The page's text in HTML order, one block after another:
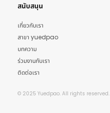
สนับสนุน
เกี่ยวกับเรา
สาขา yuedpao
บทความ
ร่วมงานกับเรา
ติดต่อเรา
© 2025 Yuedpao. All rights reserved.